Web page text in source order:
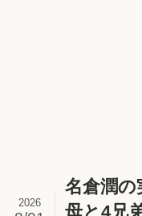
名倉潤の
母と4兄
2026